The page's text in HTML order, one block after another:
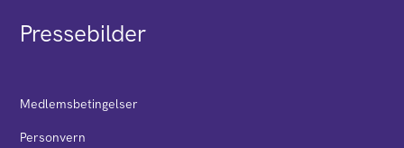
Pressebilder
Medlemsbetingelser
Personvern